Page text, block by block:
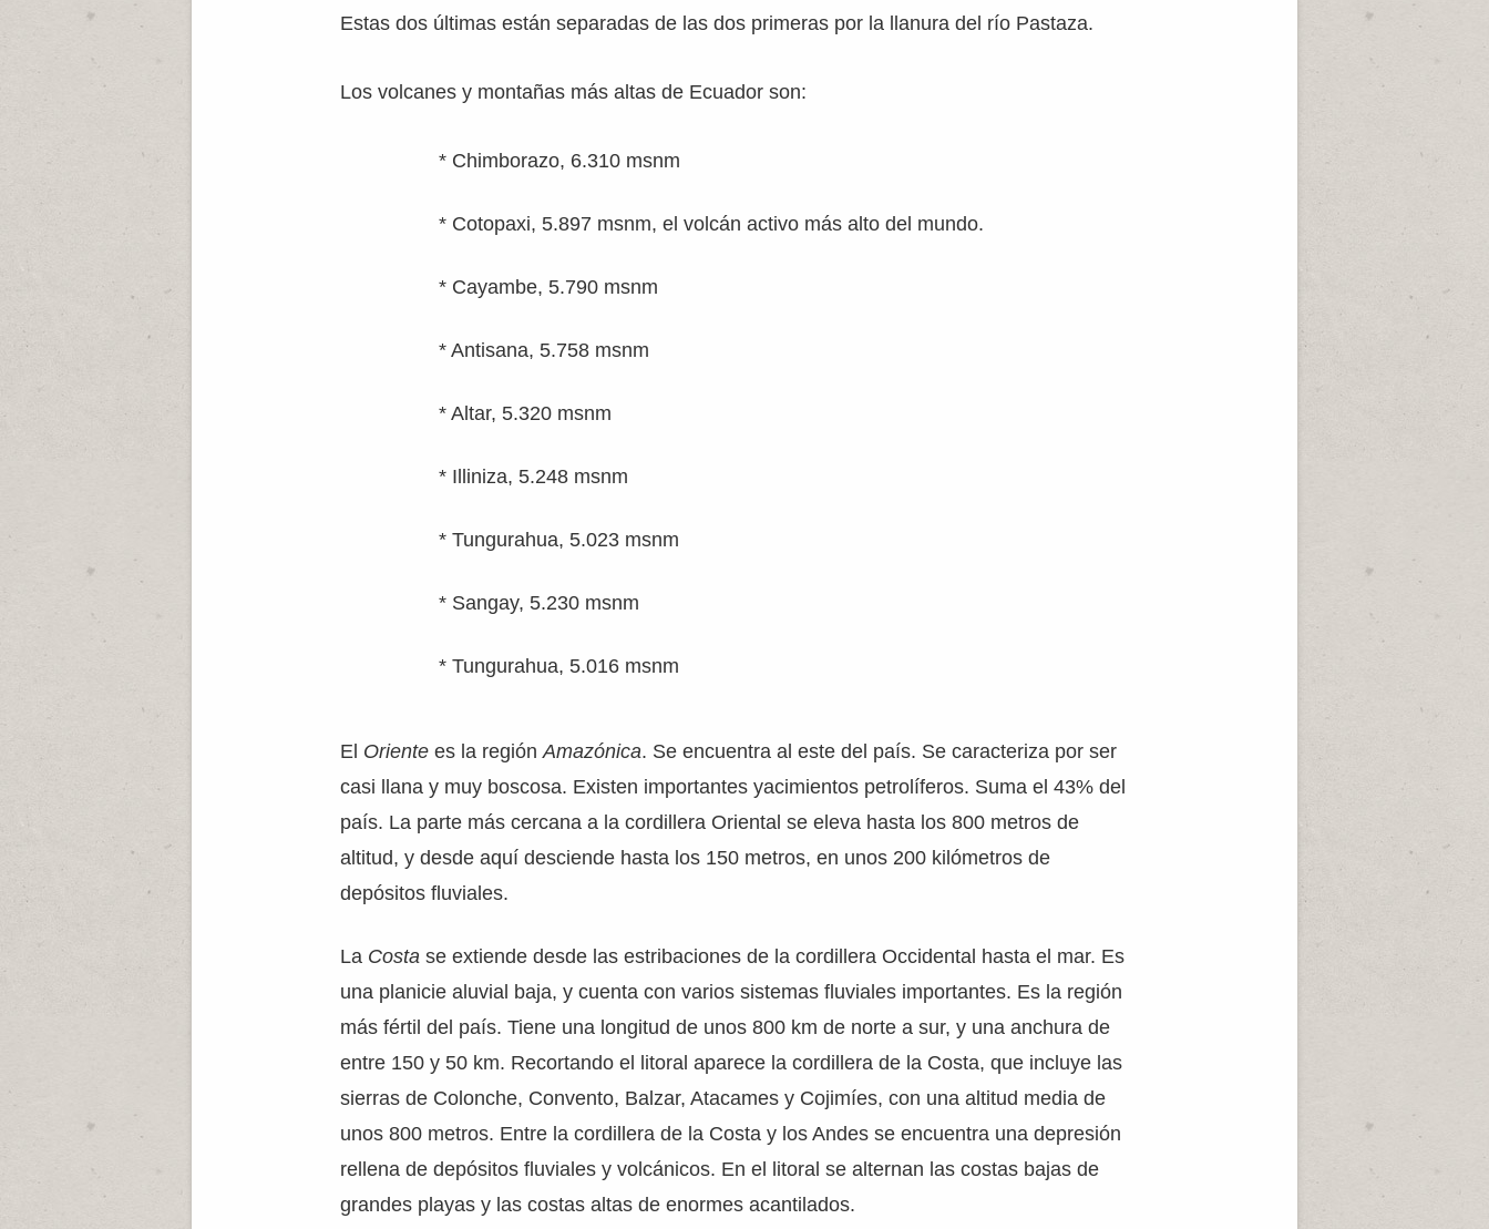
Estas dos últimas están separadas de las dos primeras por la llanura del río Pastaza.
Los volcanes y montañas más altas de Ecuador son:
* Chimborazo, 6.310 msnm
* Cotopaxi, 5.897 msnm, el volcán activo más alto del mundo.
* Cayambe, 5.790 msnm
* Antisana, 5.758 msnm
* Altar, 5.320 msnm
* Illiniza, 5.248 msnm
* Tungurahua, 5.023 msnm
* Sangay, 5.230 msnm
* Tungurahua, 5.016 msnm
El Oriente es la regiónAmazónica. Se encuentra al este del país. Se caracteriza por ser
casi llana y muy boscosa. Existen importantes yacimientos petrolíferos. Suma el 43% del
país. La parte más cercana a la cordillera Oriental se eleva hasta los 800 metros de
altitud, y desde aquí desciende hasta los 150 metros, en unos 200 kilómetros de
depósitos fluviales.
La Costa se extiende desde las estribaciones de la cordillera Occidental hasta el mar. Es
una planicie aluvial baja, y cuenta con varios sistemas fluviales importantes. Es la región
más fértil del país. Tiene una longitud de unos 800 km de norte a sur, y una anchura de
entre 150 y 50 km. Recortando el litoral aparece la cordillera de la Costa, que incluye las
sierras de Colonche, Convento, Balzar, Atacames y Cojimíes, con una altitud media de
unos 800 metros. Entre la cordillera de la Costa y los Andes se encuentra una depresión
rellena de depósitos fluviales y volcánicos. En el litoral se alternan las costas bajas de
grandes playas y las costas altas de enormes acantilados.